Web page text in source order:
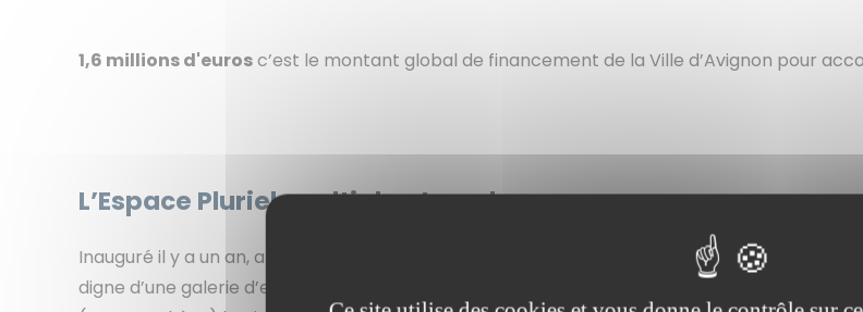
1,6 millions d'eurosc’est le montant global de financement de la Ville d’Avignon pour
L’Espace Pluriel, multiple et moderne
Inauguré il y a un an, après une réhabilitation d’envergure (1,4 M€), l’Espace Pluriel
digne d’une galerie d’expositions en partenariat avec l’École supérieure d’Art, sa cuisine